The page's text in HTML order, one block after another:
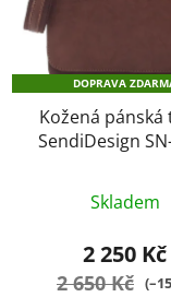
DOPRAVA
Kožená pánská
SendiDesign
je
Skladem
2 250 Kč
2 650 Kč